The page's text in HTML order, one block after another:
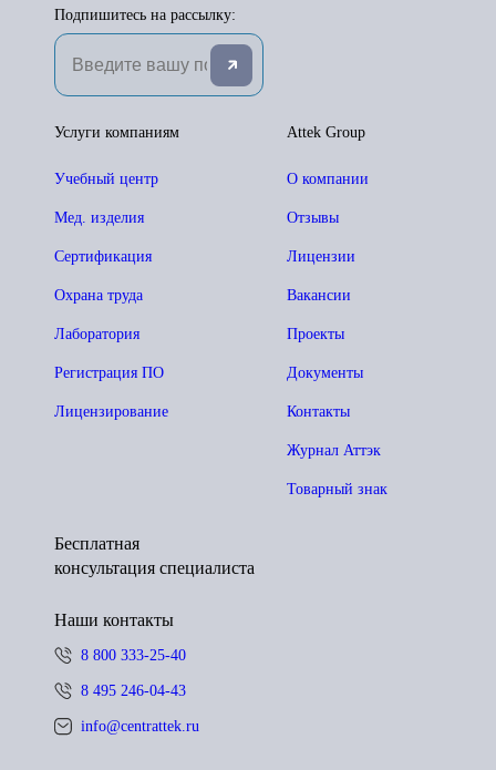
Подпишитесь на рассылку:
Attek Group
О компании
Отзывы
Лицензии
Вакансии
Проекты
Документы
Контакты
Журнал Аттэк
Товарный знак
Услуги компаниям
Учебный центр
Мед. изделия
Сертификация
Охрана труда
Лаборатория
Регистрация ПО
Лицензирование
Бесплатная
консультация специалиста
Наши контакты
8 800 333-25-40
8 495 246-04-43
info@centrattek.ru